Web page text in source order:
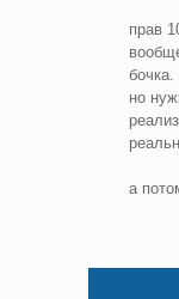
прав
бочка.
но
а